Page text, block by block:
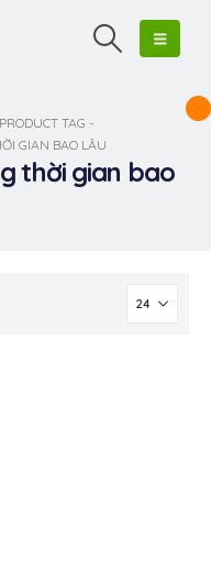
PRODUCT TAG -
GIAN BAO LÂU
thời gian bao